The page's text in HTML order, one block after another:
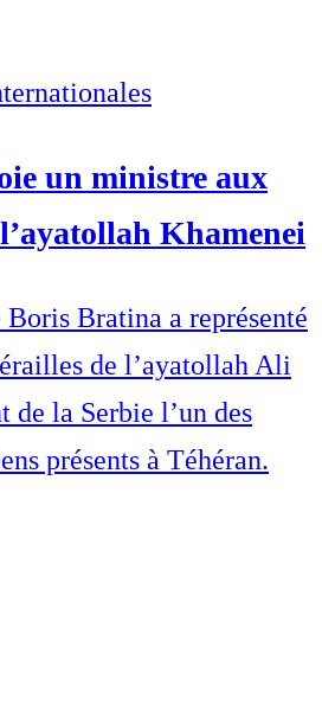
un ministre aux
Khamenei
Bratina a représenté
de l’ayatollah Ali
de la Serbie l’un des
présents à Téhéran.